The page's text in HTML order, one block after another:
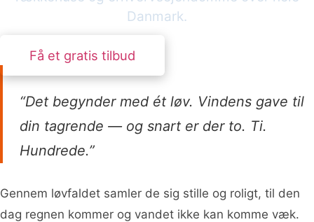
Danmark.
Få et gratis tilbud
“Det begynder med ét løv. Vindens gave til
din tagrende — og snart er der to. Ti.
Hundrede.”
Gennem løvfaldet samler de sig stille og roligt, til den
dag regnen kommer og vandet ikke kan komme væk.